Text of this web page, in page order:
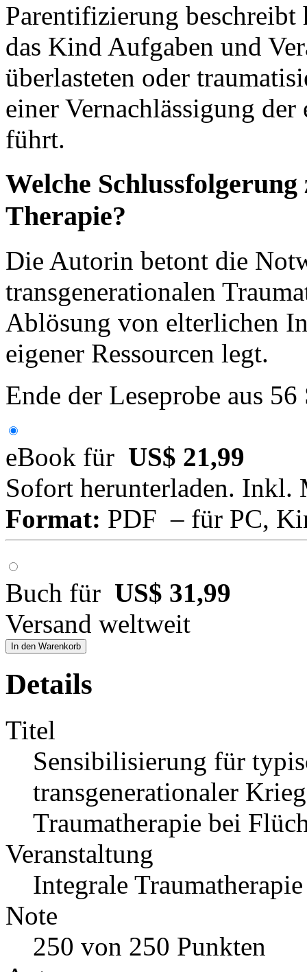
Parentifizierung
das Kind Aufgaben und
überlasteten oder
einer Vernachlässigung
führt.
Welche
Therapie?
Die Autorin betont die
transgenerationalen
Ablösung von elterlichen
eigener Ressourcen legt.
Ende der Leseprobe aus
eBook für US$ 21,99
Sofort herunterladen. Inkl.
Format: PDF – für PC,
Buch für US$ 31,99
Versand weltweit
In den Warenkorb
Details
Titel
Sensibilisierung für
transgenerationaler
Traumatherapie bei
Veranstaltung
Integrale Traumatherapie
Note
250 von 250 Punkten